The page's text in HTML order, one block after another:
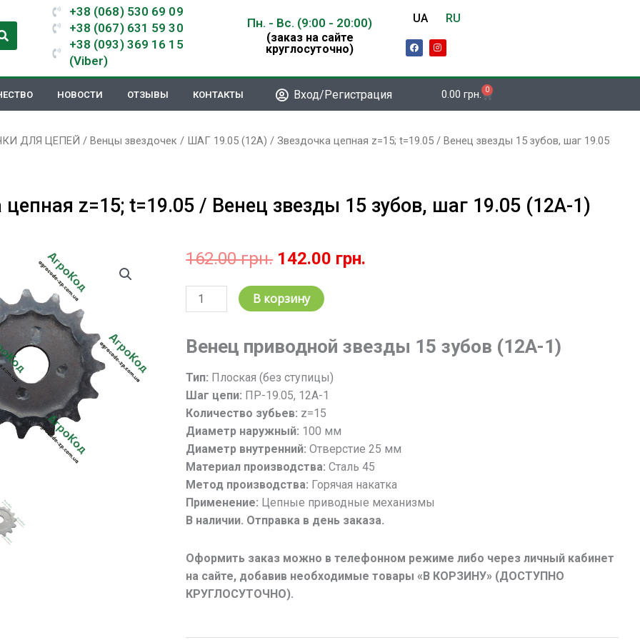
+38 (068) 530 69 09
+38 (067) 631 59 30
+38 (093) 369 16 15
(Viber)
Пн. - Вс. (9:00 - 20:00)
(заказ на сайте
круглосуточно)
UA RU
F
a
b
I
n
a
m
НОВОСТИ ОТЗЫВЫ КОНТАКТЫ Вход/Регистрация 0.00 грн. 0
Корзина
ДЛЯ ЦЕПЕЙ / Венцы звездочек / ШАГ 19.05 (12А) / Звездочка цепная z=15; t=19.05 / Венец звезды 15 зубов, шаг 19.05
цепная z=15; t=19.05 / Венец звезды 15 зубов, шаг 19.05 (12А-1)
162.00грн. Первоначальная
составляла
162.00 грн..
142.00 грн.
Количество
товара
цепная
t=19.05
/
Венец
звезды
15
зубов,
шаг
19.05
(12А-1)
В корзину
Венец приводной звезды 15 зубов (12А-1)
Тип: Плоская (без ступицы)
Шаг цепи: ПР-19.05, 12А-1
Количество зубьев: z=15
Диаметр наружный: 100 мм
Диаметр внутренний: Отверстие 25 мм
Материал производства: Cталь 45
Метод производства: Горячая накатка
Применение: Цепные приводные механизмы
В наличии. Отправка в день заказа.
Оформить заказ можно в телефонном режиме либо через личный кабинет
на сайте, добавив необходимые товары «В КОРЗИНУ» (ДОСТУПНО
КРУГЛОСУТОЧНО).